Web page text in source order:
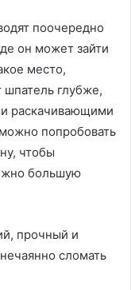
поочередно
он может зайти
место,
глубже,
раскачивающими
попробовать
чтобы
большую
прочный и
сломать